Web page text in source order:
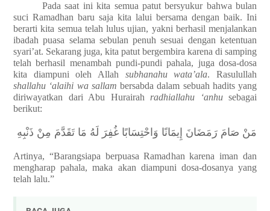
Pada saat ini kita semua patut bersyukur bahwa bulan
suci Ramadhan baru saja kita lalui bersama dengan baik. Ini
berarti kita semua telah lulus ujian, yakni berhasil menjalankan
ibadah puasa selama sebulan penuh sesuai dengan ketentuan
syari’at. Sekarang juga, kita patut bergembira karena di samping
telah berhasil menambah pundi-pundi pahala, juga dosa-dosa
kita diampuni oleh Allah subhanahu wata’ala. Rasulullah
shallahu ‘alaihi wa sallam bersabda dalam sebuah hadits yang
diriwayatkan dari Abu Hurairah radhiallahu ‘anhu sebagai
berikut:
مَنْ صَامَ رَمَضَانَ إِيمَانًا وَاحْتِسَابًا غُفِرَ لَهُ مَا تَقَدَّمَ مِنْ ذَنْبِهِ‏
Artinya, “Barangsiapa berpuasa Ramadhan karena iman dan
mengharap pahala, maka akan diampuni dosa-dosanya yang
telah lalu.”